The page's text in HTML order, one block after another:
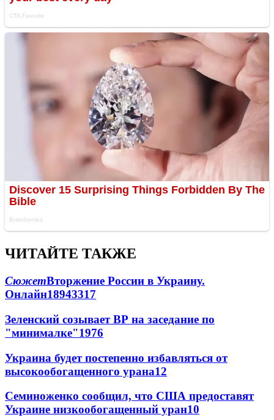
ЧИТАЙТЕ ТАКЖЕ
СюжетВторжение России в Украину.
Онлайн18943317
Зеленский созывает ВР на заседание по
"минималке"1976
Украина будет постепенно избавляться от
высокообогащенного урана12
Семиноженко сообщил, что США предоставят
Украине низкообогащенный уран10